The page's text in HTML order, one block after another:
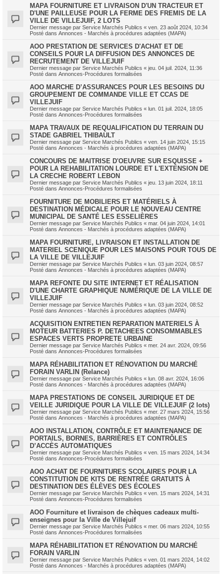
MAPA FOURNITURE ET LIVRAISON D'UN TRACTEUR ET
D'UNE PAILLEUSE POUR LA FERME DES FREMIS DE LA
VILLE DE VILLEJUIF, 2 LOTS
Dernier message par Service Marchés Publics « ven. 23 août 2024, 10:34
Posté dans Annonces - Marchés à procédures adaptées (MAPA)
AOO PRESTATION DE SERVICES D'ACHAT ET DE
CONSEILS POUR LA DIFFUSION DES ANNONCES DE
RECRUTEMENT DE VILLEJUIF
Dernier message par Service Marchés Publics « jeu. 04 juil. 2024, 11:36
Posté dans Annonces-Procédures formalisées
AOO MARCHE D’ASSURANCES POUR LES BESOINS DU
GROUPEMENT DE COMMANDE VILLE ET CCAS DE
VILLEJUIF
Dernier message par Service Marchés Publics « lun. 01 juil. 2024, 18:05
Posté dans Annonces-Procédures formalisées
MAPA TRAVAUX DE REQUALIFICATION DU TERRAIN DU
STADE GABRIEL THIBAULT
Dernier message par Service Marchés Publics « ven. 14 juin 2024, 15:15
Posté dans Annonces - Marchés à procédures adaptées (MAPA)
CONCOURS DE MAITRISE D'OEUVRE SUR ESQUISSE +
POUR LA REHABILITATION LOURDE ET L'EXTENSION DE
LA CRECHE ROBERT LEBON
Dernier message par Service Marchés Publics « jeu. 13 juin 2024, 18:11
Posté dans Annonces-Procédures formalisées
FOURNITURE DE MOBILIERS ET MATÉRIELS À
DESTINATION MÉDICALE POUR LE NOUVEAU CENTRE
MUNICIPAL DE SANTÉ LES ESSELIÈRES
Dernier message par Service Marchés Publics « mar. 04 juin 2024, 14:01
Posté dans Annonces - Marchés à procédures adaptées (MAPA)
MAPA FOURNITURE, LIVRAISON ET INSTALLATION DE
MATERIEL SCENIQUE POUR LES MAISONS POUR TOUS DE
LA VILLE DE VILLEJUIF
Dernier message par Service Marchés Publics « lun. 03 juin 2024, 08:57
Posté dans Annonces - Marchés à procédures adaptées (MAPA)
MAPA REFONTE DU SITE INTERNET ET RÉALISATION
D'UNE CHARTE GRAPHIQUE NUMÉRIQUE DE LA VILLE DE
VILLEJUIF
Dernier message par Service Marchés Publics « lun. 03 juin 2024, 08:52
Posté dans Annonces - Marchés à procédures adaptées (MAPA)
ACQUISITION ENTRETIEN REPARATION MATERIELS À
MOTEUR BATTERIES P. DETACHEES CONSOMMABLES
ESPACES VERTS PROPRETE URBAINE
Dernier message par Service Marchés Publics « mer. 24 avr. 2024, 09:56
Posté dans Annonces-Procédures formalisées
MAPA RÉHABILITATION ET RÉNOVATION DU MARCHÉ
FORAIN VARLIN (Relance)
Dernier message par Service Marchés Publics « lun. 08 avr. 2024, 16:06
Posté dans Annonces - Marchés à procédures adaptées (MAPA)
MAPA PRESTATIONS DE CONSEIL JURIDIQUE ET DE
VEILLE JURIDIQUE POUR LA VILLE DE VILLEJUIF (2 lots)
Dernier message par Service Marchés Publics « mer. 27 mars 2024, 15:56
Posté dans Annonces - Marchés à procédures adaptées (MAPA)
AOO INSTALLATION, CONTRÔLE ET MAINTENANCE DE
PORTAILS, BORNES, BARRIÈRES ET CONTRÔLES
D’ACCÈS AUTOMATIQUES
Dernier message par Service Marchés Publics « ven. 15 mars 2024, 14:34
Posté dans Annonces-Procédures formalisées
AOO ACHAT DE FOURNITURES SCOLAIRES POUR LA
CONSTITUTION DE KITS DE RENTRÉE GRATUITS À
DESTINATION DES ÉLÈVES DES ÉCOLES
Dernier message par Service Marchés Publics « ven. 15 mars 2024, 14:31
Posté dans Annonces-Procédures formalisées
AOO Fourniture et livraison de chèques cadeaux multi-
enseignes pour la Ville de Villejuif
Dernier message par Service Marchés Publics « mer. 06 mars 2024, 10:55
Posté dans Annonces-Procédures formalisées
MAPA RÉHABILITATION ET RÉNOVATION DU MARCHÉ
FORAIN VARLIN
Dernier message par Service Marchés Publics « ven. 01 mars 2024, 14:02
Posté dans Annonces - Marchés à procédures adaptées (MAPA)